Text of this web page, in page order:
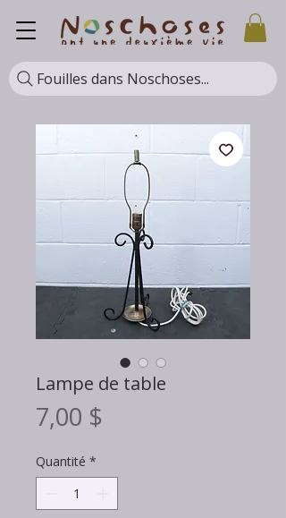
Fouilles dans Noschoses...
Lampe de table
7,00 $
Quantité *